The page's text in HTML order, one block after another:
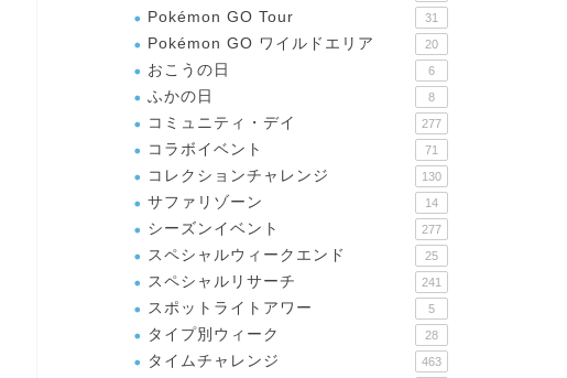
Pokémon GO Tour 31
Pokémon GO ワイルドエリア 20
おこうの日 6
ふかの日 8
コミュニティ・デイ 277
コラボイベント 71
コレクションチャレンジ 130
サファリゾーン 14
シーズンイベント 277
スペシャルウィークエンド 25
スペシャルリサーチ 241
スポットライトアワー 5
タイプ別ウィーク 28
タイムチャレンジ 463